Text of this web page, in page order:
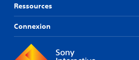
Ressources
Connexion